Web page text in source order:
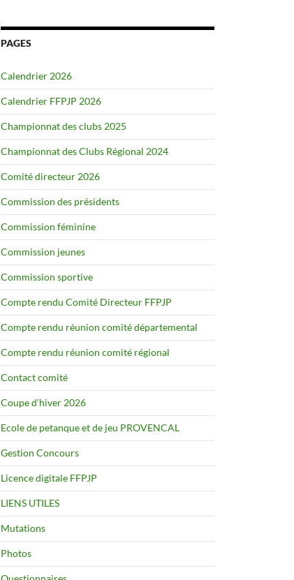
PAGES
Calendrier 2026
Calendrier FFPJP 2026
Championnat des clubs 2025
Championnat des Clubs Régional 2024
Comité directeur 2026
Commission des présidents
Commission féminine
Commission jeunes
Commission sportive
Compte rendu Comité Directeur FFPJP
Compte rendu réunion comité départemental
Compte rendu réunion comité régional
Contact comité
Coupe d’hiver 2026
Ecole de petanque et de jeu PROVENCAL
Gestion Concours
Licence digitale FFPJP
LIENS UTILES
Mutations
Photos